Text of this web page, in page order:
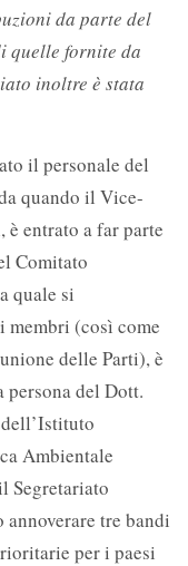
da parte del
quelle fornite da
inoltre è stata
il personale del
quando il Vice-
è entrato a far parte
Comitato
quale si
membri (così come
delle Parti), è
del Dott.
Ambientale
Segretariato
tre bandi
per i paesi